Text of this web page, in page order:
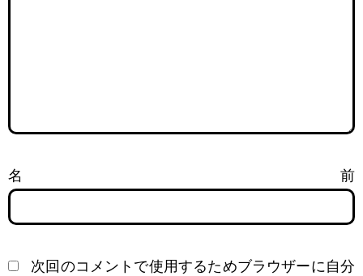
名前
次回のコメントで使用するためブラウザーに自分